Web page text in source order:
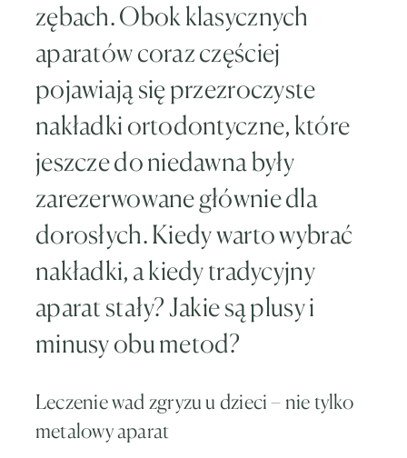
zębach. Obok klasycznych
aparatów coraz częściej
pojawiają się przezroczyste
nakładki ortodontyczne, które
jeszcze do niedawna były
zarezerwowane głównie dla
dorosłych. Kiedy warto wybrać
nakładki, a kiedy tradycyjny
aparat stały? Jakie są plusy i
minusy obu metod?
Leczenie wad zgryzu u dzieci – nie tylko
metalowy aparat